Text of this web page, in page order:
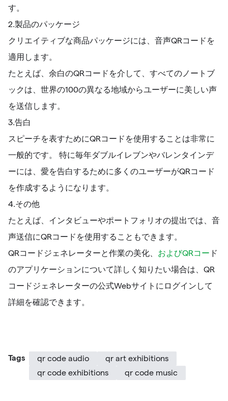
す。
2.製品のパッケージ
クリエイティブな商品パッケージには、音声QRコードを
適用します。
たとえば、余白のQRコードを介して、すべてのノートブ
ックは、世界の100の異なる地域からユーザーに美しい声
を送信します。
3.告白
スピーチを表すためにQRコードを使用することは非常に
一般的です。 特に毎年ダブルイレブンやバレンタインデ
ーには、愛を告白するために多くのユーザーがQRコード
を作成するようになります。
4.その他
たとえば、インタビューやポートフォリオの提出では、音
声送信にQRコードを使用することもできます。
QRコードジェネレーターと作業の美化、 およびQRコー ド
のアプリケーションについて詳しく知りたい場合は、QR
コードジェネレーターの公式Webサイトにログインして
詳細を確認できます。
Tags qr code audio
qr art exhibitions
qr code exhibitions
qr code music